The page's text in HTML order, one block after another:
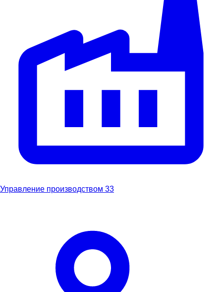
Управление производством 33